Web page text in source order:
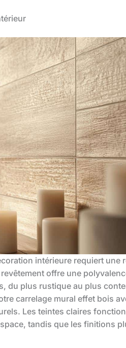
intérieure requiert une
offre une
du plus rustique au plus
carrelage mural effet bois
Les teintes claires
tandis que les finitions